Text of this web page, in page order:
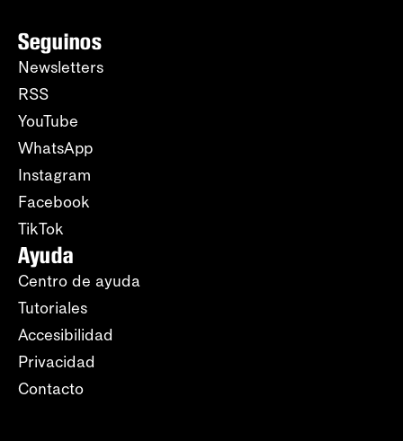
Seguinos
Newsletters
RSS
YouTube
WhatsApp
Instagram
Facebook
TikTok
Ayuda
Centro de ayuda
Tutoriales
Accesibilidad
Privacidad
Contacto